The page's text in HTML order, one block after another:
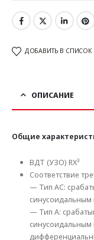
ДОБАВИТЬ В
ОПИСАНИЕ
Общие
ВДТ (УЗО) RX³
Соответствие
— Тип AC:
— Тип A: